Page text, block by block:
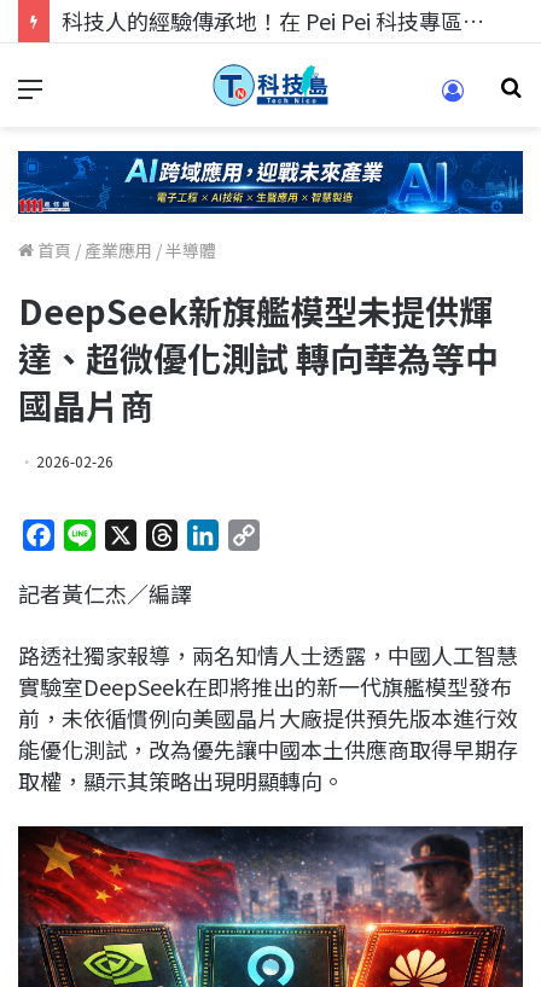
科技人的經驗傳承地！在 Pei Pei 科技專區，與學弟妹交流最硬核的技術
首頁 / 產業應用 /半導體
DeepSeek新旗艦模型未提供輝
達、超微優化測試 轉向華為等中
國晶片商
2026-02-26
c
b
o
o
k
n
r
a
d
s
e
d
I
n
L
i
n
k
記者黃仁杰／編譯
路透社獨家報導，兩名知情人士透露，中國人工智慧
實驗室DeepSeek在即將推出的新一代旗艦模型發布
前，未依循慣例向美國晶片大廠提供預先版本進行效
能優化測試，改為優先讓中國本土供應商取得早期存
取權，顯示其策略出現明顯轉向。